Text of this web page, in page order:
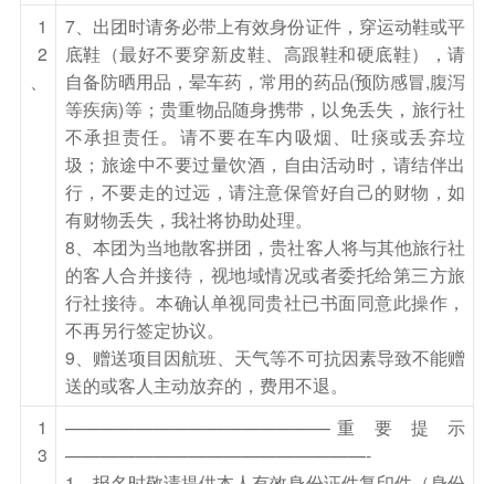
跟鸟儿站在一起，忘记城市喧嚣，后乘车前往吉林
市（行车时间约4.5小时），途中赠送游览【长白
山大关东文化园】（此景点为赠送景点，不去不
退)。这里的长白山第一福、满族大院、梅花鹿乐
园、关东三宝馆、猎户人家等历史古迹和风土人情
等，每一处都是独特风景。抵达吉林，后游览【北
山公园】 是一座久负盛名的寺庙风景园林，昔日
曾有“千山寺庙甲东北，吉林庙会胜千山之说”。园
内峰峦叠翠，亭台楼阁遍布，一座卧波桥把一池湖
水分为东西两部分。用晚餐后入住休息。
参考酒店：吉林衡阳大酒店、吉林君荷假日酒店、
吉林雾淞宾馆、吉林紫气东来大酒店或入住不低于
以上档次的酒店
早餐：有
中餐：有
晚餐：有
1
2
7、出团时请务必带上有效身份证件，穿运动鞋或平
底鞋（最好不要穿新皮鞋、高跟鞋和硬底鞋），请
自备防晒用品，晕车药，常用的药品(预防感冒,腹泻
等疾病)等；贵重物品随身携带，以免丢失，旅行社
不承担责任。请不要在车内吸烟、吐痰或丢弃垃
圾；旅途中不要过量饮酒，自由活动时，请结伴出
行，不要走的过远，请注意保管好自己的财物，如
有财物丢失，我社将协助处理。
8、本团为当地散客拼团，贵社客人将与其他旅行社
的客人合并接待，视地域情况或者委托给第三方旅
行社接待。本确认单视同贵社已书面同意此操作，
不再另行签定协议。
9、赠送项目因航班、天气等不可抗因素导致不能赠
送的或客人主动放弃的，费用不退。
1
3
———————————————重 要 提 示
—————————————————-